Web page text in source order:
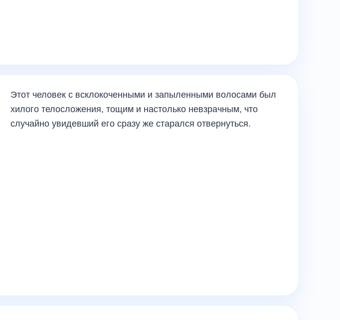
Этот человек с всклокоченными и запыленными волосами был
хилого телосложения, тощим и настолько невзрачным, что
случайно увидевший его сразу же старался отвернуться.